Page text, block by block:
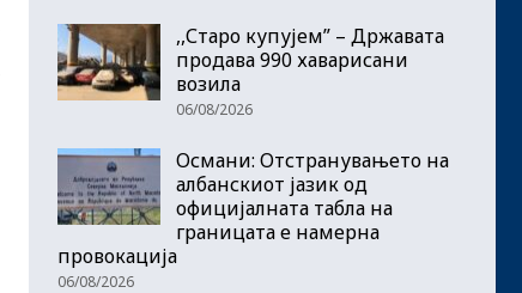
,,Старо купујем” – Државата
продава 990 хаварисани
возила
06/08/2026
Османи: Отстранувањето на
албанскиот јазик од
официјалната табла на
границата е намерна
провокација
06/08/2026